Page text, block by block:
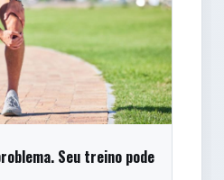
Seu treino pode